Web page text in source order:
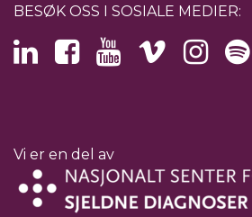
BESØK OSS I SOSIALE MEDIER:
Vi er en del av